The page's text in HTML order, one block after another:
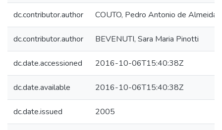
dc.contributor.author COUTO, Pedro Antonio de Almeida
dc.contributor.author BEVENUTI, Sara Maria Pinotti
dc.date.accessioned 2016-10-06T15:40:38Z
dc.date.available 2016-10-06T15:40:38Z
dc.date.issued 2005